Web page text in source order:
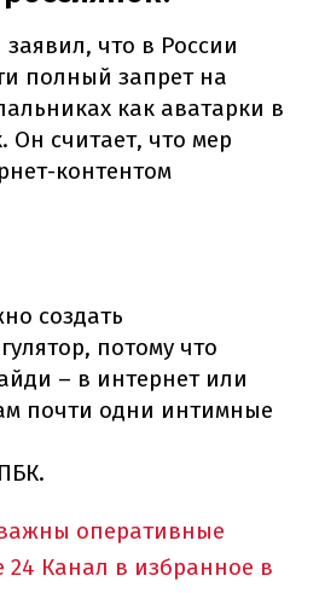
что в России
полный запрет на
как аватарки в
Он считает, что мер
контентом
создать
потому что
– в интернет или
почти одни интимные
оперативные
24 Канал в избранное в